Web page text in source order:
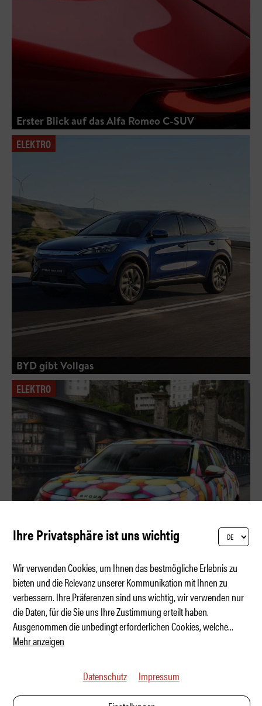
Erster Blick auf das Alfa Romeo C-SUV
ELEKTRO
BYD gibt Vollgas
ELEKTRO
Skoda Epiq – der neue Volks-E-SUV?
Ihre Privatsphäre ist uns wichtig
Wir verwenden Cookies, um Ihnen das bestmögliche Erlebnis zu
bieten und die Relevanz unserer Kommunikation mit Ihnen zu
verbessern. Ihre Präferenzen sind uns wichtig, wir verwenden nur
die Daten, für die Sie uns Ihre Zustimmung erteilt haben.
Ausgenommen die unbedingt erforderlichen Cookies, welche...
Mehr anzeigen
Datenschutz Impressum